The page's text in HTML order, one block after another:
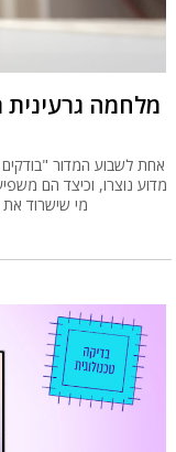
מלחמה
אחת לשבוע המדור "בודקים
מדוע נוצרו, וכיצד הם
מי שישרוד